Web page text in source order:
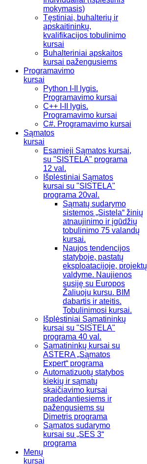
mokymasis)
Tęstiniai, buhalterių ir
apskaitininkų,
kvalifikacijos tobulinimo
kursai
Buhalteriniai apskaitos
kursai pažengusiems
Programavimo
kursai
Python I-II lygis.
Programavimo kursai
C++ I-II lygis.
Programavimo kursai
C#. Programavimo kursai
Sąmatos
kursai
Esamieji Sąmatos kursai,
su "SISTELA" programa
12 val.
Išplėstiniai Sąmatos
kursai su "SISTELA"
programa 20val.
Sąmatų sudarymo
sistemos „Sistela“ žinių
atnaujinimo ir įgūdžių
tobulinimo 75 valandų
kursai.
Naujos tendencijos
statyboje, pastatų
eksploatacijoje, projektų
valdyme. Naujienos
susiję su Europos
Žaliuoju kursu. BIM
dabartis ir ateitis.
Tobulinimosi kursai.
Išplėstiniai Sąmatininkų
kursai su "SISTELA"
programa 40 val.
Sąmatininkų kursai su
ASTERA „Sąmatos
Expert“ programa
Automatizuotų statybos
kiekių ir sąmatų
skaičiavimo kursai
pradedantiesiems ir
pažengusiems su
Dimetris programa
Sąmatos sudarymo
kursai su „SES 3“
programa
Menų
kursai